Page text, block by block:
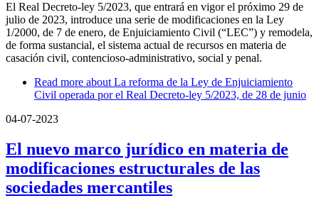
El Real Decreto-ley 5/2023, que entrará en vigor el próximo 29 de
julio de 2023, introduce una serie de modificaciones en la Ley
1/2000, de 7 de enero, de Enjuiciamiento Civil (“LEC”) y remodela,
de forma sustancial, el sistema actual de recursos en materia de
casación civil, contencioso-administrativo, social y penal.
Read more about La reforma de la Ley de Enjuiciamiento
Civil operada por el Real Decreto-ley 5/2023, de 28 de junio
04-07-2023
El nuevo marco jurídico en materia de
modificaciones estructurales de las
sociedades mercantiles